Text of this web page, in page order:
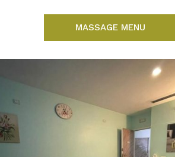
MASSAGE MENU